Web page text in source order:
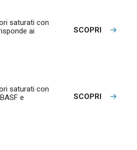
saturati con
ai
SCOPRI
saturati con
e
SCOPRI